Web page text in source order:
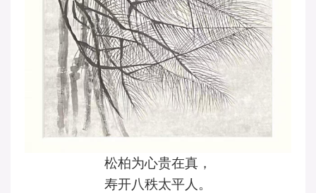
松柏为心贵在真，
寿开八秩太平人。